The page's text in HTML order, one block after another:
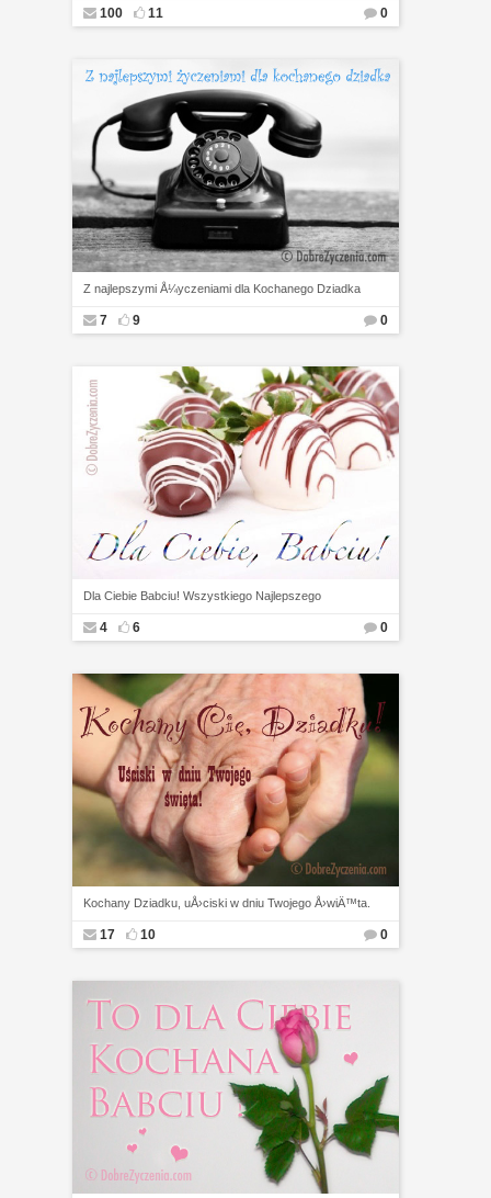
100 11 0
Z najlepszymi Å¼yczeniami dla Kochanego Dziadka
7 9 0
Dla Ciebie Babciu! Wszystkiego Najlepszego
4 6 0
Kochany Dziadku, uÅ›ciski w dniu Twojego Å›wiÄ™ta.
17 10 0